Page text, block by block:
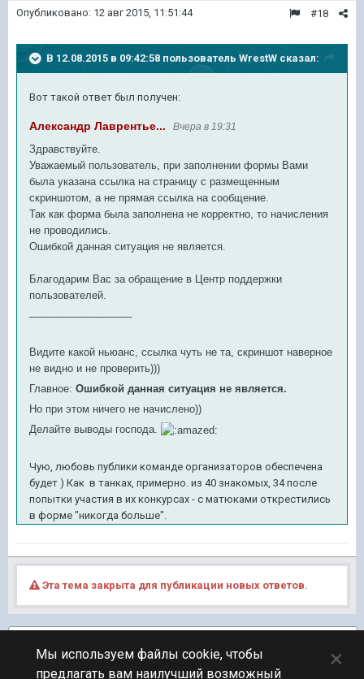
#18
Опубликовано: 12 авг 2015, 11:51:44
В 12.08.2015 в 09:42:58 пользователь WrestW сказал:
Вот такой ответ был получен:
Александр Лаврентье... Вчера в 19:31
Здравствуйте.
Уважаемый пользователь, при заполнении формы Вами
была указана ссылка на страницу с размещенным
скриншотом, а не прямая ссылка на сообщение.
Так как форма была заполнена не корректно, то начисления
не проводились.
Ошибкой данная ситуация не является.
Благодарим Вас за обращение в Центр поддержки
пользователей.
Видите какой ньюанс, ссылка чуть не та, скриншот наверное
не видно и не проверить)))
Главное: Ошибкой данная ситуация не является.
Но при этом ничего не начислено))
Делайте выводы господа.
Чую, любовь публики команде организаторов обеспечена
будет ) Как в танках, примерно. из 40 знакомых, 34 после
попытки участия в их конкурсах - с матюками открестились
в форме "никогда больше".
Эта тема закрыта для публикации новых ответов.
Мы используем файлы cookie, чтобы
предлагать вам наилучший возможный
×